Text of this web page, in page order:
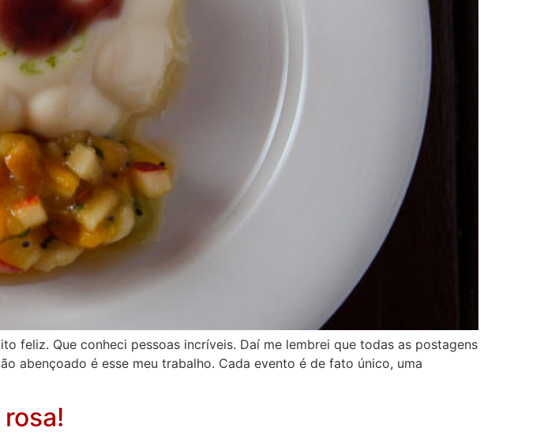
feliz. Que conheci pessoas incríveis. Daí me lembrei que todas as postagens
abençoado é esse meu trabalho. Cada evento é de fato único, uma